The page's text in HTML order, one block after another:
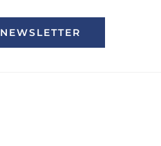
NEWSLETTER